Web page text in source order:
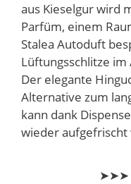
aus Kieselgur wird
Parfüm, einem
Stalea Autoduft
Lüftungsschlitze
Der elegante
Alternative zum
kann dank
wieder aufgefrischt
➤➤➤